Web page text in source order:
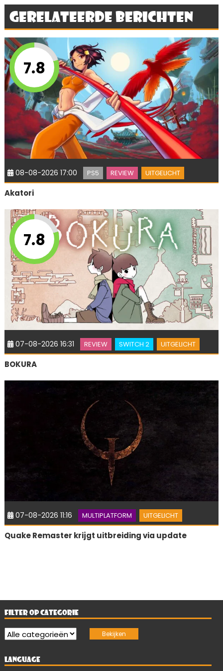
Gerelateerde berichten
7.8
08-08-2026 17:00 PS5 REVIEW UITGELICHT
Akatori
7.8
07-08-2026 16:31 REVIEW SWITCH 2 UITGELICHT
BOKURA
07-08-2026 11:16 MULTIPLATFORM UITGELICHT
Quake Remaster krijgt uitbreiding via update
FILTER OP CATEGORIE
LANGUAGE